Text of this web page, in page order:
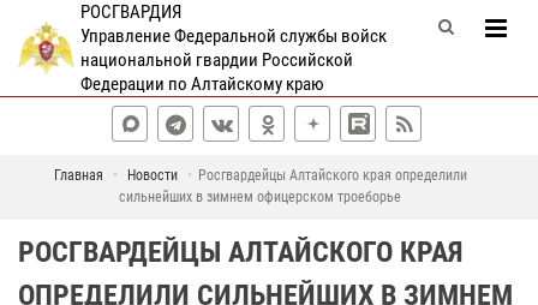
РОСГВАРДИЯ
Управление Федеральной службы войск
национальной гвардии Российской
Федерации по Алтайскому краю
Главная Новости
Росгвардейцы Алтайского края определили
сильнейших в зимнем офицерском троеборье
РОСГВАРДЕЙЦЫ АЛТАЙСКОГО КРАЯ
ОПРЕДЕЛИЛИ СИЛЬНЕЙШИХ В ЗИМНЕМ